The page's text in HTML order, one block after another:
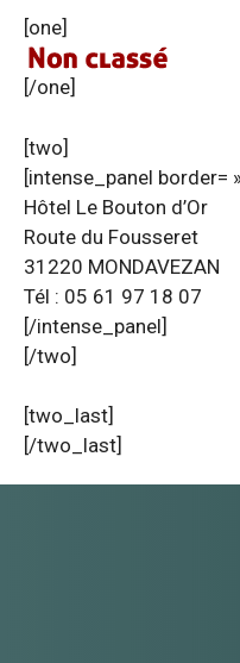
[one]
[/one]
[two]
[intense_panel border=
Hôtel Le Bouton d’Or
Route du Fousseret
31220 MONDAVEZAN
Tél : 05 61 97 18 07
[/intense_panel]
[/two]
[two_last]
[/two_last]